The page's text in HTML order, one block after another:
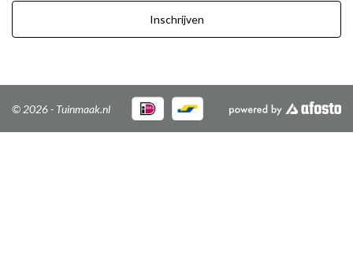
Inschrijven
© 2026 - Tuinmaak.nl